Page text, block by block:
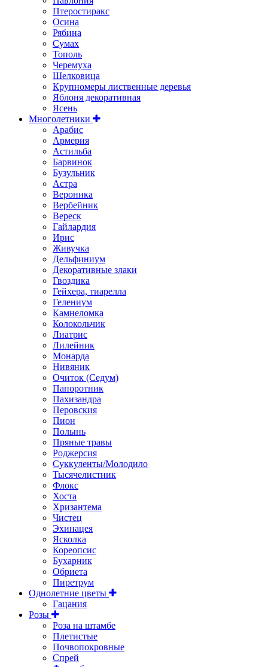
Птеростиракс
Осина
Рябина
Сумах
Тополь
Черемуха
Шелковица
Крупномеры лиственные деревья
Яблоня декоративная
Ясень
Многолетники
Арабис
Армерия
Астильбa
Барвинок
Бузульник
Астра
Вероника
Вербейник
Вереск
Гайлардия
Ирис
Живучка
Дельфиниум
Декоративные злаки
Гвоздика
Гейхера, тиарелла
Гелениум
Камнеломка
Колокольчик
Лиатрис
Лилейник
Монарда
Нивяник
Очиток (Седум)
Папоротник
Пахизандра
Перовския
Пион
Полынь
Пряные травы
Роджерсия
Суккуленты/Молодило
Тысячелистник
Флокс
Хоста
Хризантема
Чистец
Эхинацея
Ясколка
Кореопсис
Бухарник
Обриета
Пиретрум
Однолетние цветы
Гацания
Розы
Роза на штамбе
Плетистые
Почвопокровные
Спрей